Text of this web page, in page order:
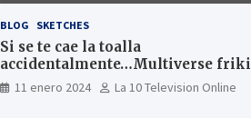
BLOG SKETCHES
Si se te cae la toalla
accidentalmente…Multiverse friki
11 enero 2024 La 10 Television Online